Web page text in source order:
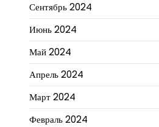
Сентябрь 2024
Июнь 2024
Май 2024
Апрель 2024
Март 2024
Февраль 2024